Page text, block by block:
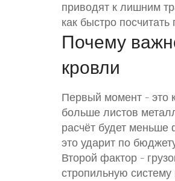
приводят к лишним
как быстро
Почему
кровли
Первый момент – это
больше листов
расчёт будет меньше
это ударит по
Второй фактор –
стропильную